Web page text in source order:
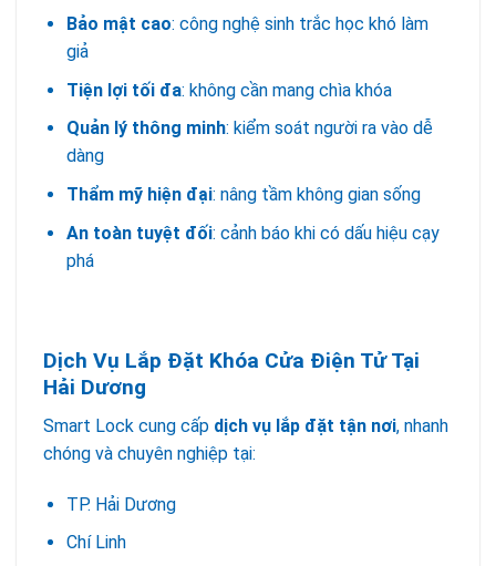
Bảo mật cao: công nghệ sinh trắc học khó làm
giả
Tiện lợi tối đa: không cần mang chìa khóa
Quản lý thông minh: kiểm soát người ra vào dễ
dàng
Thẩm mỹ hiện đại: nâng tầm không gian sống
An toàn tuyệt đối: cảnh báo khi có dấu hiệu cạy
phá
Dịch Vụ Lắp Đặt Khóa Cửa Điện Tử Tại
Hải Dương
Smart Lock cung cấp dịch vụ lắp đặt tận nơi, nhanh
chóng và chuyên nghiệp tại:
TP. Hải Dương
Chí Linh